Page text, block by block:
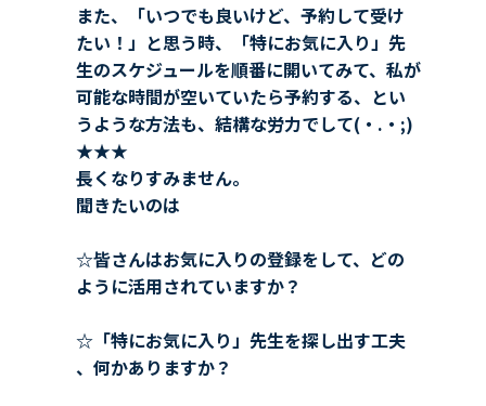
また、「いつでも良いけど、予約して受け
たい！」と思う時、「特にお気に入り」先
生のスケジュールを順番に開いてみて、私が
可能な時間が空いていたら予約する、とい
うような方法も、結構な労力でして(・.・;)
★★★
長くなりすみません。
聞きたいのは
☆皆さんはお気に入りの登録をして、どの
ように活用されていますか？
☆「特にお気に入り」先生を探し出す工夫
、何かありますか？